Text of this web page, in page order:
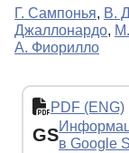
Г. Сампонья, В.
Джаллонардо,
А. Фиорилло
PDF (ENG)
GSв Google